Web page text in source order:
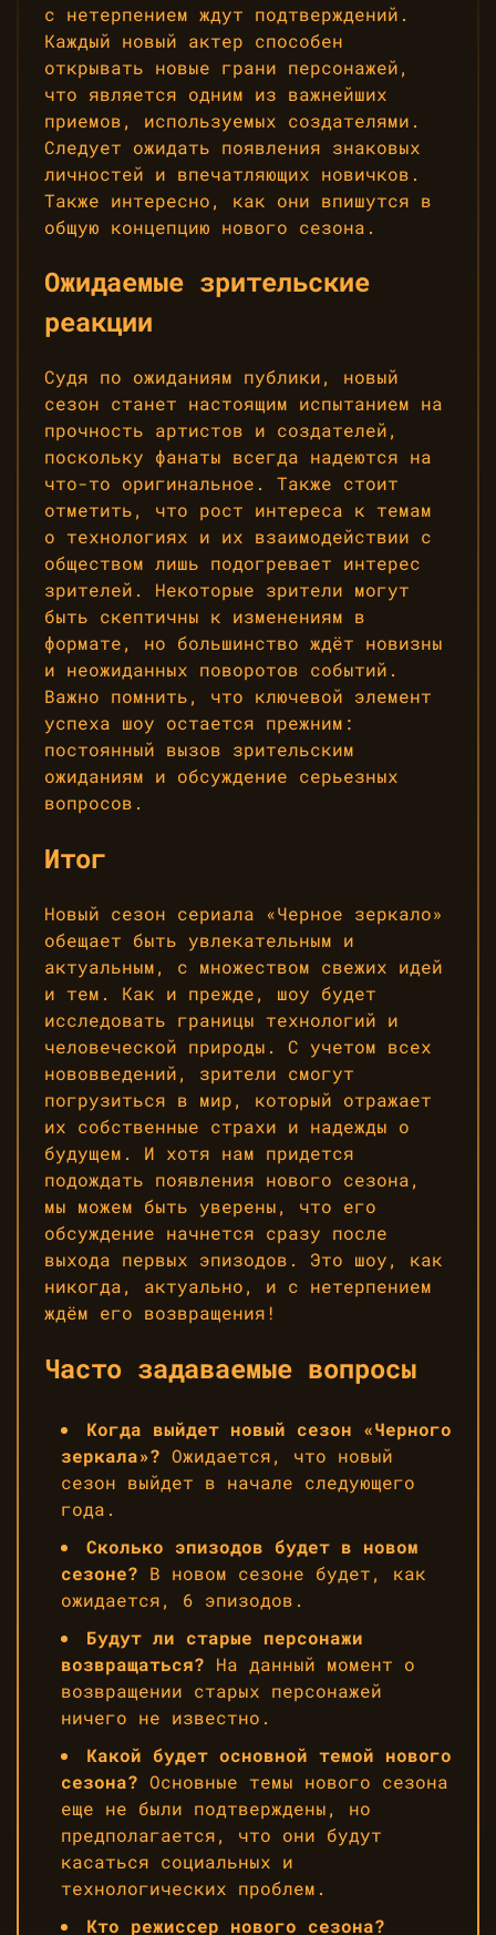
с нетерпением ждут подтверждений.
Каждый новый актер способен
открывать новые грани персонажей,
что является одним из важнейших
приемов, используемых создателями.
Следует ожидать появления знаковых
личностей и впечатляющих новичков.
Также интересно, как они впишутся в
общую концепцию нового сезона.
Ожидаемые зрительские
реакции
Судя по ожиданиям публики, новый
сезон станет настоящим испытанием на
прочность артистов и создателей,
поскольку фанаты всегда надеются на
что-то оригинальное. Также стоит
отметить, что рост интереса к темам
о технологиях и их взаимодействии с
обществом лишь подогревает интерес
зрителей. Некоторые зрители могут
быть скептичны к изменениям в
формате, но большинство ждёт новизны
и неожиданных поворотов событий.
Важно помнить, что ключевой элемент
успеха шоу остается прежним:
постоянный вызов зрительским
ожиданиям и обсуждение серьезных
вопросов.
Итог
Новый сезон сериала «Черное зеркало»
обещает быть увлекательным и
актуальным, с множеством свежих идей
и тем. Как и прежде, шоу будет
исследовать границы технологий и
человеческой природы. С учетом всех
нововведений, зрители смогут
погрузиться в мир, который отражает
их собственные страхи и надежды о
будущем. И хотя нам придется
подождать появления нового сезона,
мы можем быть уверены, что его
обсуждение начнется сразу после
выхода первых эпизодов. Это шоу, как
никогда, актуально, и с нетерпением
ждём его возвращения!
Часто задаваемые вопросы
Когда выйдет новый сезон «Черного
зеркала»? Ожидается, что новый
сезон выйдет в начале следующего
года.
Сколько эпизодов будет в новом
сезоне? В новом сезоне будет, как
ожидается, 6 эпизодов.
Будут ли старые персонажи
возвращаться? На данный момент о
возвращении старых персонажей
ничего не известно.
Какой будет основной темой нового
сезона? Основные темы нового сезона
еще не были подтверждены, но
предполагается, что они будут
касаться социальных и
технологических проблем.
Кто режиссер нового сезона?